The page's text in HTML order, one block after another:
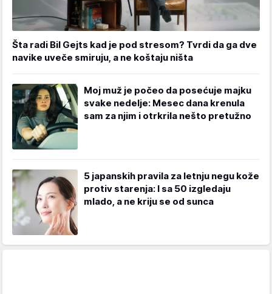
Šta radi Bil Gejts kad je pod stresom? Tvrdi da ga dve
navike uveče smiruju, a ne koštaju ništa
Moj muž je počeo da posećuje majku
svake nedelje: Mesec dana krenula
sam za njim i otrkrila nešto pretužno
5 japanskih pravila za letnju negu kože
protiv starenja: I sa 50 izgledaju
mlado, a ne kriju se od sunca